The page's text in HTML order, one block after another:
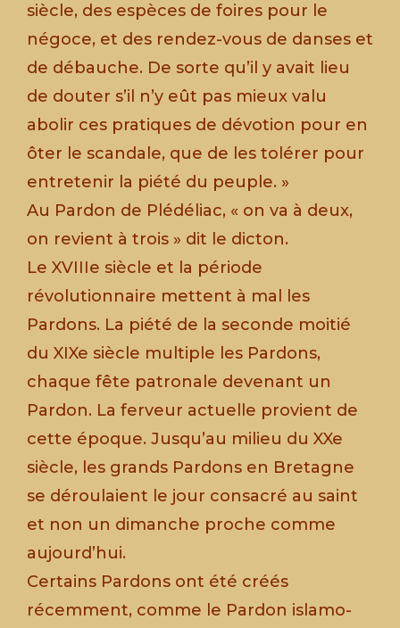
siècle, des espèces de foires pour le
négoce, et des rendez-vous de danses et
de débauche. De sorte qu’il y avait lieu
de douter s’il n’y eût pas mieux valu
abolir ces pratiques de dévotion pour en
ôter le scandale, que de les tolérer pour
entretenir la piété du peuple. »
Au Pardon de Plédéliac, « on va à deux,
on revient à trois » dit le dicton.
Le XVIIIe siècle et la période
révolutionnaire mettent à mal les
Pardons. La piété de la seconde moitié
du XIXe siècle multiple les Pardons,
chaque fête patronale devenant un
Pardon. La ferveur actuelle provient de
cette époque. Jusqu’au milieu du XXe
siècle, les grands Pardons en Bretagne
se déroulaient le jour consacré au saint
et non un dimanche proche comme
aujourd’hui.
Certains Pardons ont été créés
récemment, comme le Pardon islamo-